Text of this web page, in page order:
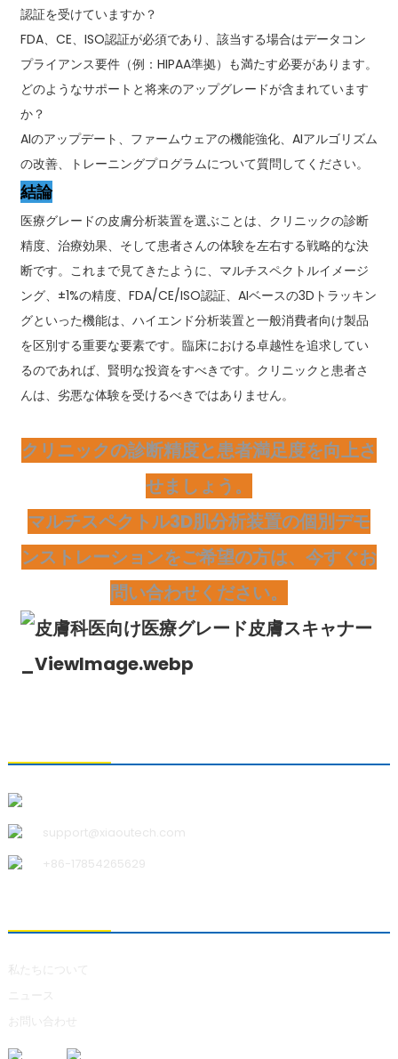
認証を受けていますか？
FDA、CE、ISO認証が必須であり、該当する場合はデータコン
プライアンス要件（例：HIPAA準拠）も満たす必要があります。
どのようなサポートと将来のアップグレードが含まれています
か？
AIのアップデート、ファームウェアの機能強化、AIアルゴリズム
の改善、トレーニングプログラムについて質問してください。
結論
医療グレードの皮膚分析装置を選ぶことは、クリニックの診断
精度、治療効果、そして患者さんの体験を左右する戦略的な決
断です。これまで見てきたように、マルチスペクトルイメージ
ング、±1%の精度、FDA/CE/ISO認証、AIベースの3Dトラッキン
グといった機能は、ハイエンド分析装置と一般消費者向け製品
を区別する重要な要素です。臨床における卓越性を追求してい
るのであれば、賢明な投資をすべきです。クリニックと患者さ
んは、劣悪な体験を受けるべきではありません。
クリニックの診断精度と患者満足度を向上さ
せましょう。
マルチスペクトル3D肌分析装置の個別デモ
ンストレーションをご希望の方は、今すぐお
問い合わせください。
support@xiaoutech.com
+86-17854265629
私たちについて
ニュース
お問い合わせ